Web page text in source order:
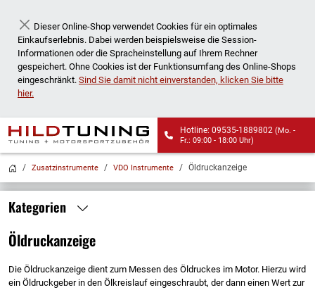
Schließen
Dieser Online-Shop verwendet Cookies für ein optimales
Einkaufserlebnis. Dabei werden beispielsweise die Session-
Informationen oder die Spracheinstellung auf Ihrem Rechner
gespeichert. Ohne Cookies ist der Funktionsumfang des Online-Shops
eingeschränkt. Sind Sie damit nicht einverstanden, klicken Sie bitte
hier.
Hotline: 09535-1889802(Mo. -
Fr.: 09:00 - 18:00 Uhr)
Wir liefern auch an
Packstationen!
Zusatzinstrumente VDO Instrumente Öldruckanzeige
Kategorien
Öldruckanzeige
Die Öldruckanzeige dient zum Messen des Öldruckes im Motor. Hierzu wird
ein Öldruckgeber in den Ölkreislauf eingeschraubt, der dann einen Wert zur